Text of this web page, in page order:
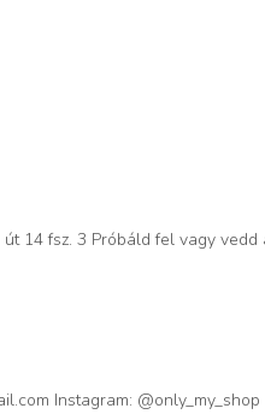
14 fsz. 3 Próbáld fel vagy
Instagram: @only_my_shop